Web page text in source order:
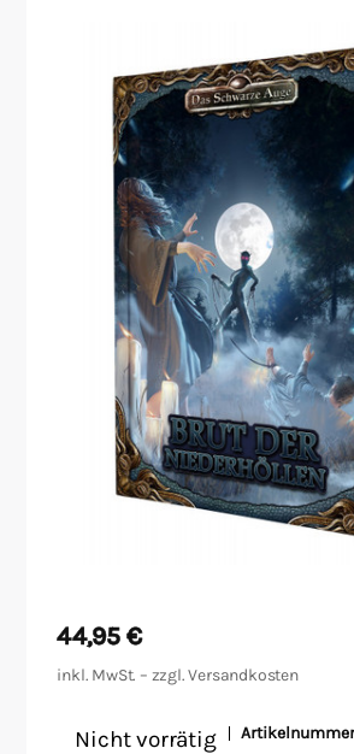
Krimi-Dinner
Living Card Games
Malen/Modellbau
Rollenspiele
Sammelkartenspiele
Spielzubehör
44,95€
inkl. MwSt. – zzgl.Versandkosten
Nicht vorrätig